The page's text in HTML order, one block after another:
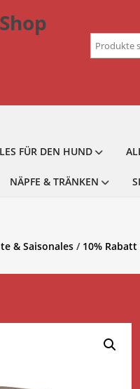
Suchen
nach:
FÜR DEN HUND
NÄPFE & TRÄNKEN
& Saisonales / 10% Rabatt